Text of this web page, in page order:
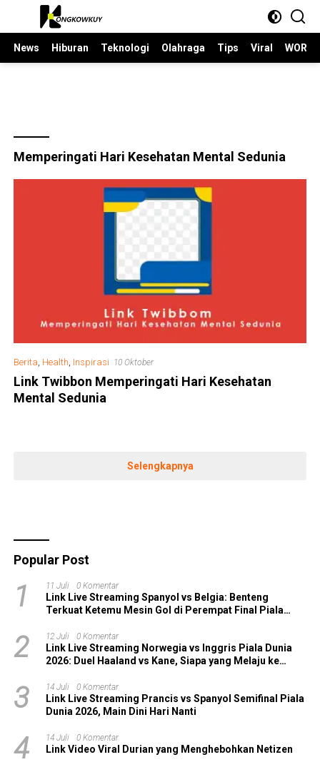
Langsung
News
Hiburan Teknologi Olahraga Tips Viral
Memperingati Hari Kesehatan Mental Sedunia
Berita, Health, Inspirasi 10 Oktober
Link Twibbon Memperingati Hari Kesehatan
Mental Sedunia
Selengkapnya
Popular Post
1 11 Juli 0 Komentar
Link Live Streaming Spanyol vs Belgia: Benteng
Terkuat Ketemu Mesin Gol di Perempat Final Piala
2 12 Juli 0 Komentar
Link Live Streaming Norwegia vs Inggris Piala Dunia
2026: Duel Haaland vs Kane, Siapa yang Melaju ke
3 14 Juli 0 Komentar
Link Live Streaming Prancis vs Spanyol Semifinal Piala
Dunia 2026, Main Dini Hari Nanti
4 14 Juli 0 Komentar
Link Video Viral Durian yang Menghebohkan Netizen